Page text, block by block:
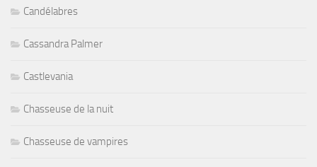
Candélabres
Cassandra Palmer
Castlevania
Chasseuse de la nuit
Chasseuse de vampires